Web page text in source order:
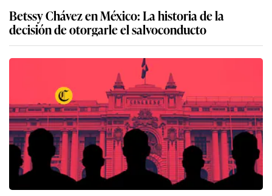
Betssy Chávez en México: La historia de la
decisión de otorgarle el salvoconducto